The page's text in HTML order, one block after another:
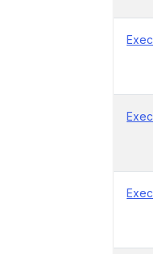
Exec
Exec
Exec